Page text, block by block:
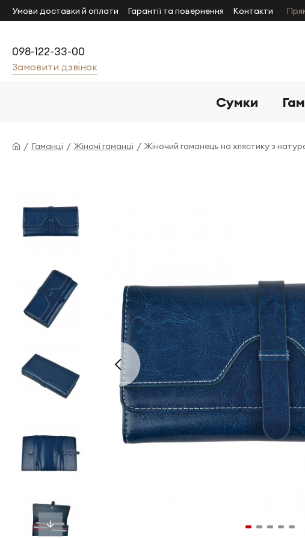
Умови доставки й оплати Гарантії та повернення Контакти
098-122-33-00
Замовити дзвінок
Сумки
Гаманці Жіночі гаманці Жіночий гаманець на хлястику з